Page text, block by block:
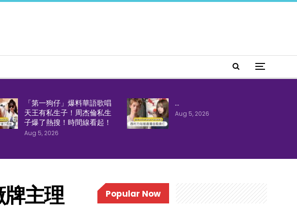
「第一狗仔」爆料華語歌唱
天王有私生子！周杰倫私生
子爆了熱搜！時間線看起！
Aug 5, 2026
…
Aug 5, 2026
主理
Popular Now